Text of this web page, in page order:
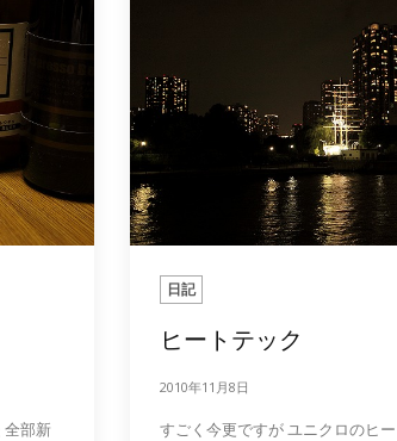
日記
ヒートテック
2010年11月8日
すごく今更ですが ユニクロのヒートテックに手を出し